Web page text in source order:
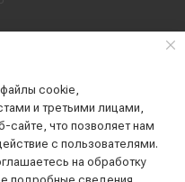
cookie,
и третьими лицами,
сайте, что позволяет нам
с пользователями.
на обработку